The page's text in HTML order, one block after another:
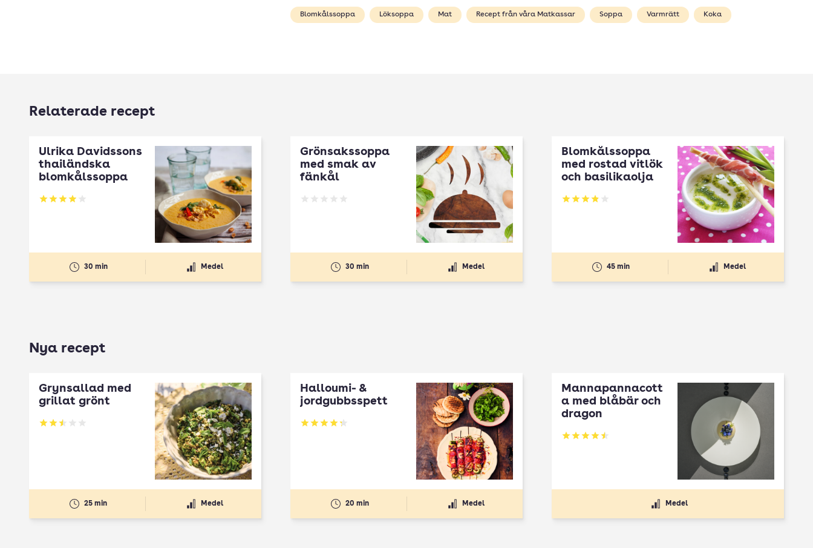
Blomkålssoppa Löksoppa Mat Recept från våra Matkassar Soppa Varmrätt Koka
Relaterade recept
Ulrika Davidssons
thailändska
blomkålssoppa
Betyg: 3.94 av 5
30 min Medel
Grönsakssoppa
med smak av
fänkål
Betyg: 0 av 5
30 min Medel
Blomkålssoppa
med rostad vitlök
och basilikaolja
Betyg: 3.86 av 5
45 min Medel
Nya recept
Grynsallad med
grillat grönt
Betyg: 2.5 av 5
25 min Medel
Halloumi- &
jordgubbsspett
Betyg: 4.3 av 5
20 min Medel
Mannapannacott
a med blåbär och
dragon
Betyg: 4.5 av 5
Medel